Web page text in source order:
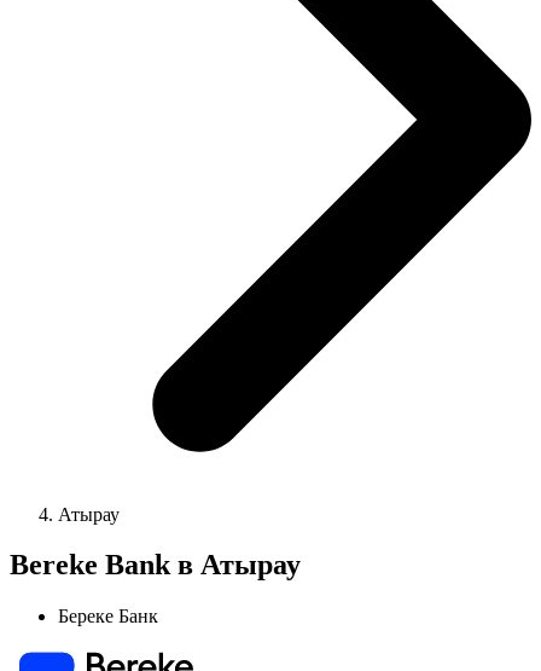
Атырау
Bereke Bank в Атырау
Береке Банк